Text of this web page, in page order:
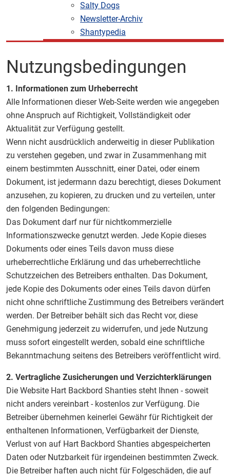
Salty Dogs
Newsletter-Archiv
Shantypedia
Nutzungsbedingungen
1. Informationen zum Urheberrecht
Alle Informationen dieser Web-Seite werden wie angegeben
ohne Anspruch auf Richtigkeit, Vollständigkeit oder
Aktualität zur Verfügung gestellt.
Wenn nicht ausdrücklich anderweitig in dieser Publikation
zu verstehen gegeben, und zwar in Zusammenhang mit
einem bestimmten Ausschnitt, einer Datei, oder einem
Dokument, ist jedermann dazu berechtigt, dieses Dokument
anzusehen, zu kopieren, zu drucken und zu verteilen, unter
den folgenden Bedingungen:
Das Dokument darf nur für nichtkommerzielle
Informationszwecke genutzt werden. Jede Kopie dieses
Dokuments oder eines Teils davon muss diese
urheberrechtliche Erklärung und das urheberrechtliche
Schutzzeichen des Betreibers enthalten. Das Dokument,
jede Kopie des Dokuments oder eines Teils davon dürfen
nicht ohne schriftliche Zustimmung des Betreibers verändert
werden. Der Betreiber behält sich das Recht vor, diese
Genehmigung jederzeit zu widerrufen, und jede Nutzung
muss sofort eingestellt werden, sobald eine schriftliche
Bekanntmachung seitens des Betreibers veröffentlicht wird.
2. Vertragliche Zusicherungen und Verzichterklärungen
Die Website Hart Backbord Shanties steht Ihnen - soweit
nicht anders vereinbart - kostenlos zur Verfügung. Die
Betreiber übernehmen keinerlei Gewähr für Richtigkeit der
enthaltenen Informationen, Verfügbarkeit der Dienste,
Verlust von auf Hart Backbord Shanties abgespeicherten
Daten oder Nutzbarkeit für irgendeinen bestimmten Zweck.
Die Betreiber haften auch nicht für Folgeschäden, die auf